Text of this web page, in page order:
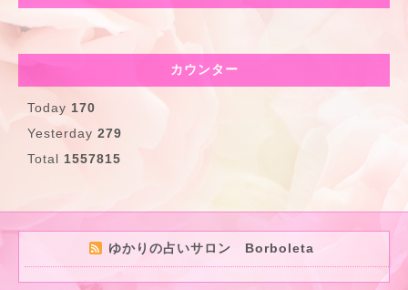
カウンター
Today 170
Yesterday 279
Total 1557815
ゆかりの占いサロン Borboleta